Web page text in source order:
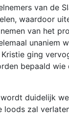
van de
waardoor
van het
unaniem
ging
bepaald wie
duidelijk
loods zal